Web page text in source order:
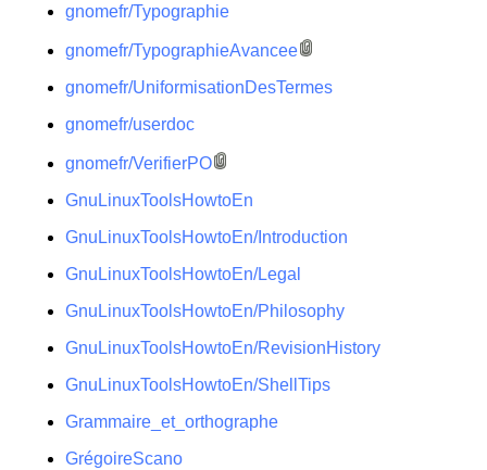
gnomefr/Typographie
gnomefr/TypographieAvancee
gnomefr/UniformisationDesTermes
gnomefr/userdoc
gnomefr/VerifierPO
GnuLinuxToolsHowtoEn
GnuLinuxToolsHowtoEn/Introduction
GnuLinuxToolsHowtoEn/Legal
GnuLinuxToolsHowtoEn/Philosophy
GnuLinuxToolsHowtoEn/RevisionHistory
GnuLinuxToolsHowtoEn/ShellTips
Grammaire_et_orthographe
GrégoireScano